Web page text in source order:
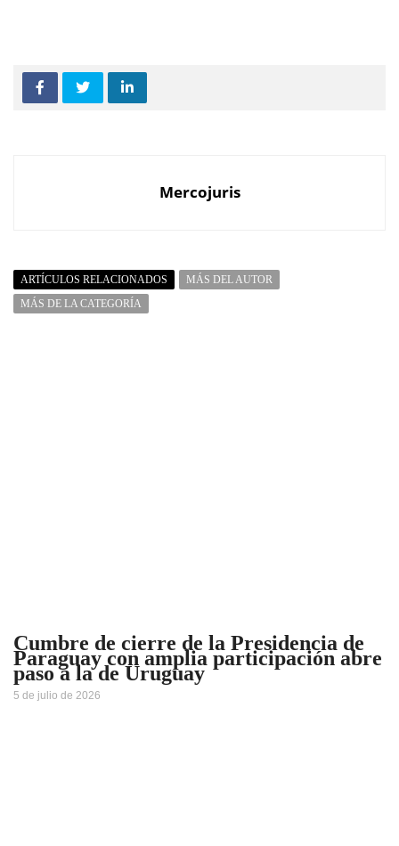
Mercojuris
ARTÍCULOS RELACIONADOS
MÁS DEL AUTOR
MÁS DE LA CATEGORÍA
Cumbre de cierre de la Presidencia de
Paraguay con amplia participación abre
paso a la de Uruguay
5 de julio de 2026